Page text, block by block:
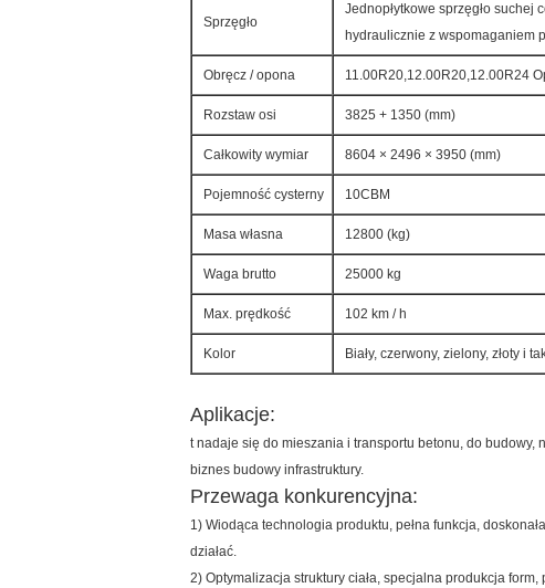
Sprzęgło
Jednopłytkowe sprzęgło suchej
hydraulicznie z wspomaganiem
Obręcz / opona 11.00R20,12.00R20,12.00R24
Rozstaw osi 3825 + 1350 (mm)
Całkowity wymiar 8604 × 2496 × 3950 (mm)
Pojemność cysterny 10CBM
Masa własna 12800 (kg)
Waga brutto 25000 kg
Max. prędkość 102 km / h
Kolor Biały, czerwony, zielony, złoty i
Aplikacje:
t nadaje się do mieszania i transportu betonu, do budowy,
biznes budowy infrastruktury.
Przewaga konkurencyjna:
1) Wiodąca technologia produktu, pełna funkcja,
działać.
2) Optymalizacja struktury ciała, specjalna produkcja